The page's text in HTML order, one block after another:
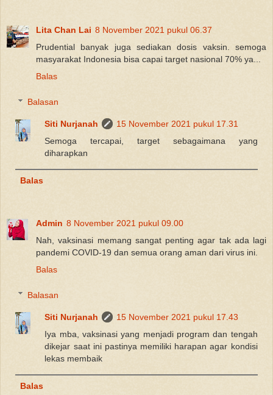
Lita Chan Lai 8 November 2021 pukul 06.37
Prudential banyak juga sediakan dosis vaksin. semoga
masyarakat Indonesia bisa capai target nasional 70% ya...
Balas
Balasan
Siti Nurjanah
15 November 2021 pukul 17.31
Semoga tercapai, target sebagaimana yang
diharapkan
Balas
Admin 8 November 2021 pukul 09.00
Nah, vaksinasi memang sangat penting agar tak ada lagi
pandemi COVID-19 dan semua orang aman dari virus ini.
Balas
Balasan
Siti Nurjanah
15 November 2021 pukul 17.43
Iya mba, vaksinasi yang menjadi program dan tengah
dikejar saat ini pastinya memiliki harapan agar kondisi
lekas membaik
Balas